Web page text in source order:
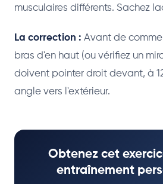
musculaires différents. Sachez
La correction : Avant de
bras d'en haut (ou vérifiez un
doivent pointer droit devant, à
angle vers l'extérieur.
Obtenez cet
entraînement